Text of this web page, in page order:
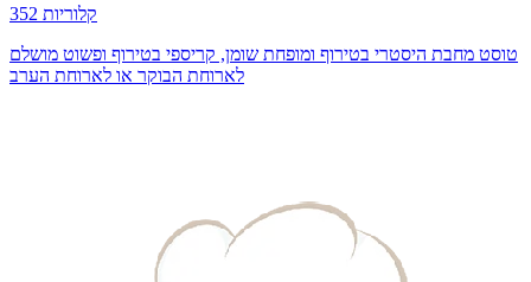
352 קלוריות
טוסט מחבת היסטרי בטירוף ומופחת שומן, קריספי בטירוף ופשוט מושלם
לארוחת הבוקר או לארוחת הערב